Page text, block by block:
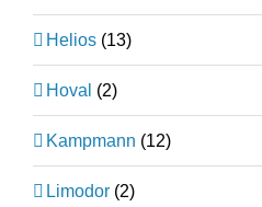
Helios (13)
Hoval (2)
Kampmann (12)
Limodor (2)